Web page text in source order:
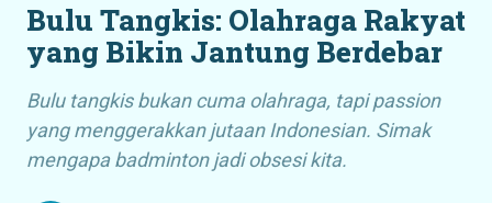
Bulu Tangkis: Olahraga Rakyat
yang Bikin Jantung Berdebar
Bulu tangkis bukan cuma olahraga, tapi passion
yang menggerakkan jutaan Indonesian. Simak
mengapa badminton jadi obsesi kita.